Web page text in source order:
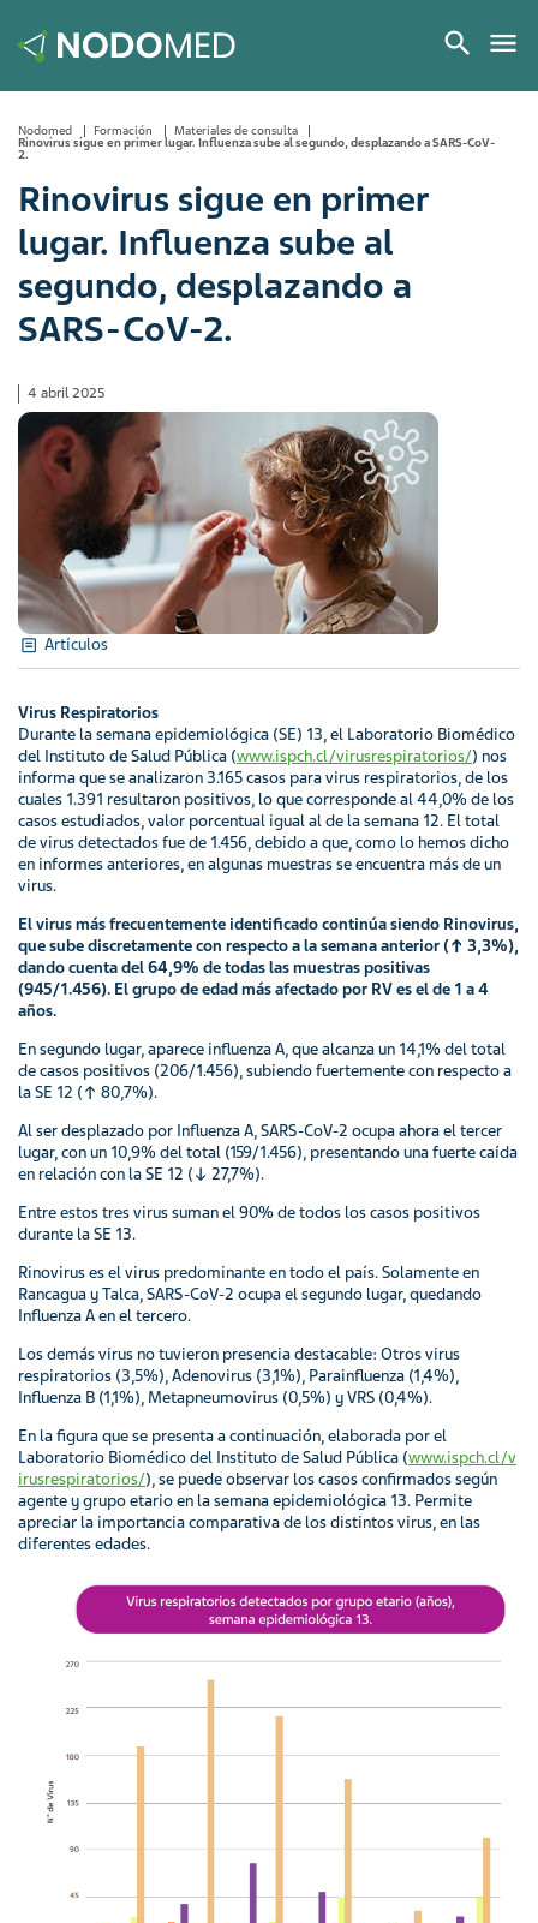
Nodomed Formación Materiales de consulta
Rinovirus sigue en primer lugar. Influenza sube al segundo, desplazando a SARS-CoV-
2.
Rinovirus sigue en primer
lugar. Influenza sube al
segundo, desplazando a
SARS-CoV-2.
4 abril 2025
Artículos
Virus Respiratorios
Durante la semana epidemiológica (SE) 13, el Laboratorio Biomédico
del Instituto de Salud Pública (www.ispch.cl/virusrespiratorios/) nos
informa que se analizaron 3.165 casos para virus respiratorios, de los
cuales 1.391 resultaron positivos, lo que corresponde al 44,0% de los
casos estudiados, valor porcentual igual al de la semana 12. El total
de virus detectados fue de 1.456, debido a que, como lo hemos dicho
en informes anteriores, en algunas muestras se encuentra más de un
virus.
El virus más frecuentemente identificado continúa siendo Rinovirus,
que sube discretamente con respecto a la semana anterior (↑ 3,3%),
dando cuenta del 64,9% de todas las muestras positivas
(945/1.456). El grupo de edad más afectado por RV es el de 1 a 4
años.
En segundo lugar, aparece influenza A, que alcanza un 14,1% del total
de casos positivos (206/1.456), subiendo fuertemente con respecto a
la SE 12 (↑ 80,7%).
Al ser desplazado por Influenza A, SARS-CoV-2 ocupa ahora el tercer
lugar, con un 10,9% del total (159/1.456), presentando una fuerte caída
en relación con la SE 12 (↓ 27,7%).
Entre estos tres virus suman el 90% de todos los casos positivos
durante la SE 13.
Rinovirus es el virus predominante en todo el país. Solamente en
Rancagua y Talca, SARS-CoV-2 ocupa el segundo lugar, quedando
Influenza A en el tercero.
Los demás virus no tuvieron presencia destacable: Otros virus
respiratorios (3,5%), Adenovirus (3,1%), Parainfluenza (1,4%),
Influenza B (1,1%), Metapneumovirus (0,5%) y VRS (0,4%).
En la figura que se presenta a continuación, elaborada por el
Laboratorio Biomédico del Instituto de Salud Pública (www.ispch.cl/v
irusrespiratorios/), se puede observar los casos confirmados según
agente y grupo etario en la semana epidemiológica 13. Permite
apreciar la importancia comparativa de los distintos virus, en las
diferentes edades.